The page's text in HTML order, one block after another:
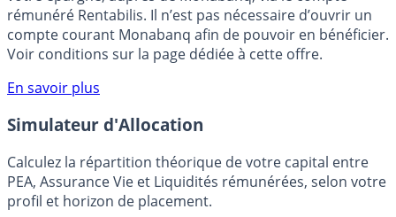
Bénéficiez de cette offre de placement sans risque pour
votre épargne, auprès de Monabanq, via le compte
rémunéré Rentabilis. Il n’est pas nécessaire d’ouvrir un
Voir conditions sur la page dédiée à cette offre.
En savoir plus
Simulateur d'Allocation
Calculez la répartition théorique de votre capital entre